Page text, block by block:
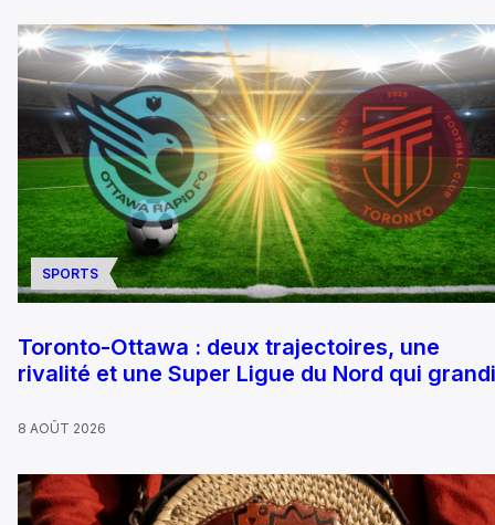
SPORTS
Toronto-Ottawa : deux trajectoires, une
rivalité et une Super Ligue du Nord qui
8 AOÛT 2026